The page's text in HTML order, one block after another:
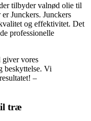
tilbyder valnød olie til
Junckers. Junckers
og effektivitet. Det
professionelle
giver vores
beskyttelse. Vi
–
træ